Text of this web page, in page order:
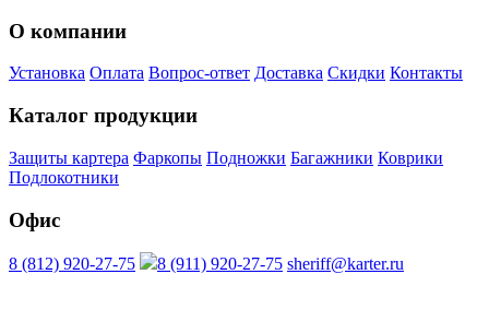
О компании
Установка Оплата Вопрос-ответ Доставка Скидки Контакты
Каталог продукции
Защиты картера Фаркопы Подножки Багажники Коврики
Подлокотники
Офис
8 (812) 920-27-75 8 (911) 920-27-75 sheriff@karter.ru